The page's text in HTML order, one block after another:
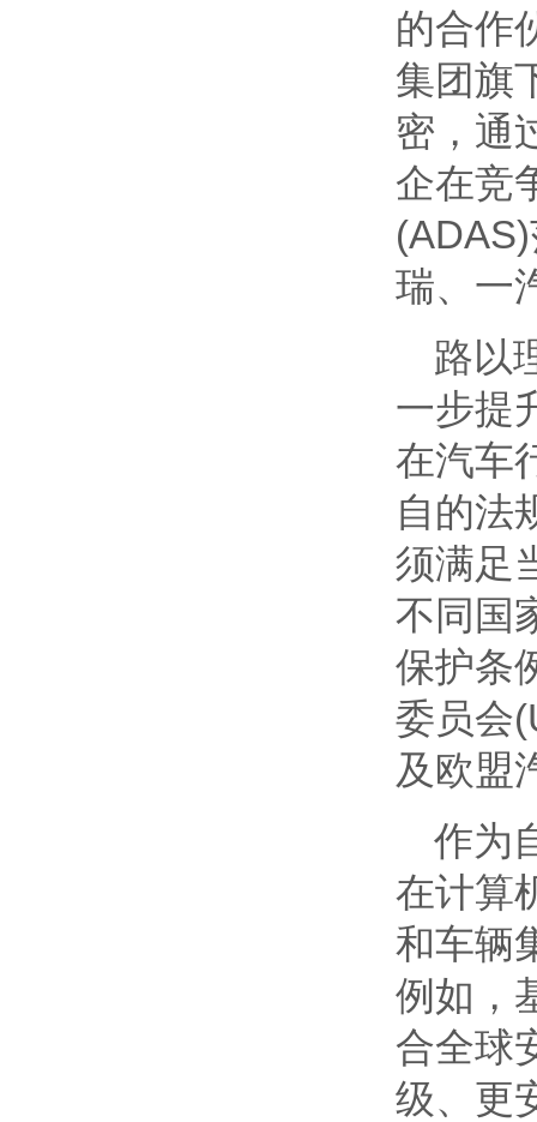
的合作
集团旗
密，通
企在竞
瑞、一
路以
一步提
在汽车
自的法
须满足
不同国
保护条
委员会
及欧盟
作为
在计算
和车辆
例如，
合全球
级、更